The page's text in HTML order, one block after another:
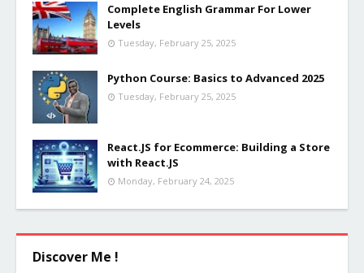
Complete English Grammar For Lower
Levels
Tuesday, February 25, 2025
Python Course: Basics to Advanced 2025
Tuesday, February 25, 2025
React.JS for Ecommerce: Building a Store
with React.JS
Monday, February 24, 2025
Discover Me !